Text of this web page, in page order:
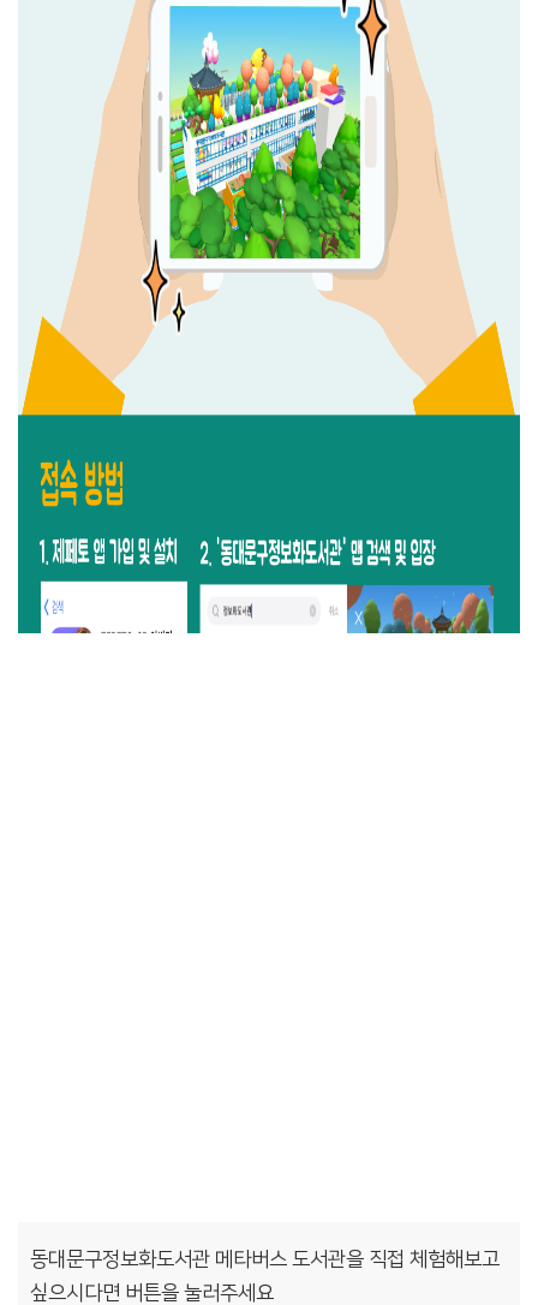
동대문구정보화도서관 메타버스 도서관을 직접 체험해보고
싶으시다면 버튼을 눌러주세요